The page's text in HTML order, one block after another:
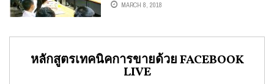
MARCH 8, 2018
หลักสูตรเทคนิคการขายด้วย FACEBOOK
LIVE